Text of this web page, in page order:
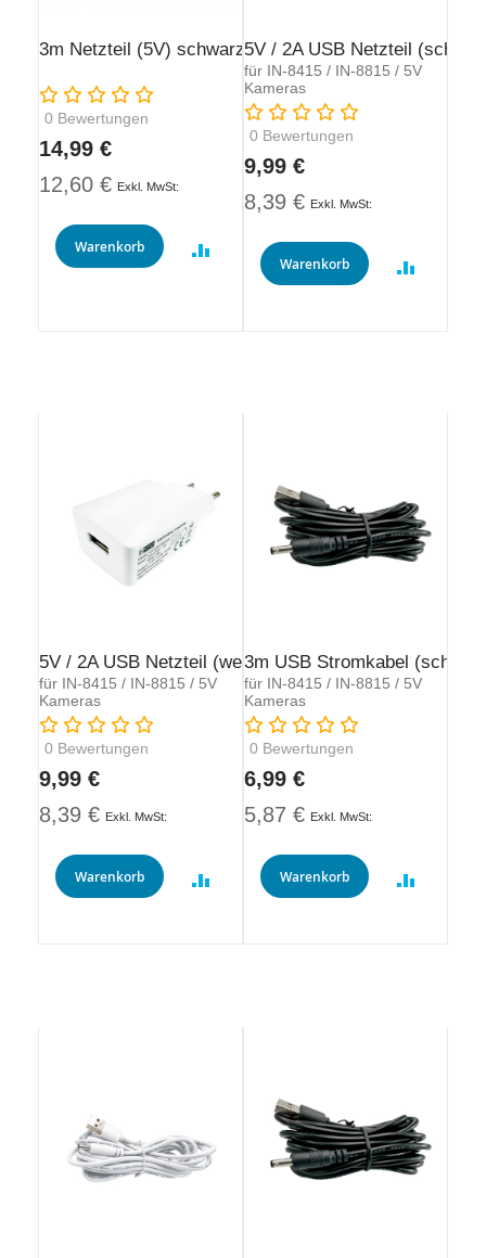
3m Netzteil (5V) schwarz
Rating:
0 Bewertungen
14,99 €
12,60 €
Warenkorb
5V / 2A USB Netzteil
für IN-8415 / IN-8815 / 5V
Kameras
Rating:
0 Bewertungen
9,99 €
8,39 €
Warenkorb
5V / 2A USB Netzteil (weiß)
für IN-8415 / IN-8815 / 5V
Kameras
Rating:
0 Bewertungen
9,99 €
8,39 €
Warenkorb
3m USB Stromkabel
für IN-8415 / IN-8815 / 5V
Kameras
Rating:
0 Bewertungen
6,99 €
5,87 €
Warenkorb